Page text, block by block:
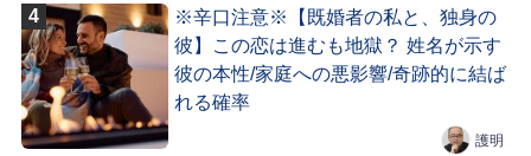
※辛口注意※【既婚者の私と、独身の
彼】この恋は進むも地獄？ 姓名が示す
彼の本性/家庭への悪影響/奇跡的に結ば
れる確率
護明